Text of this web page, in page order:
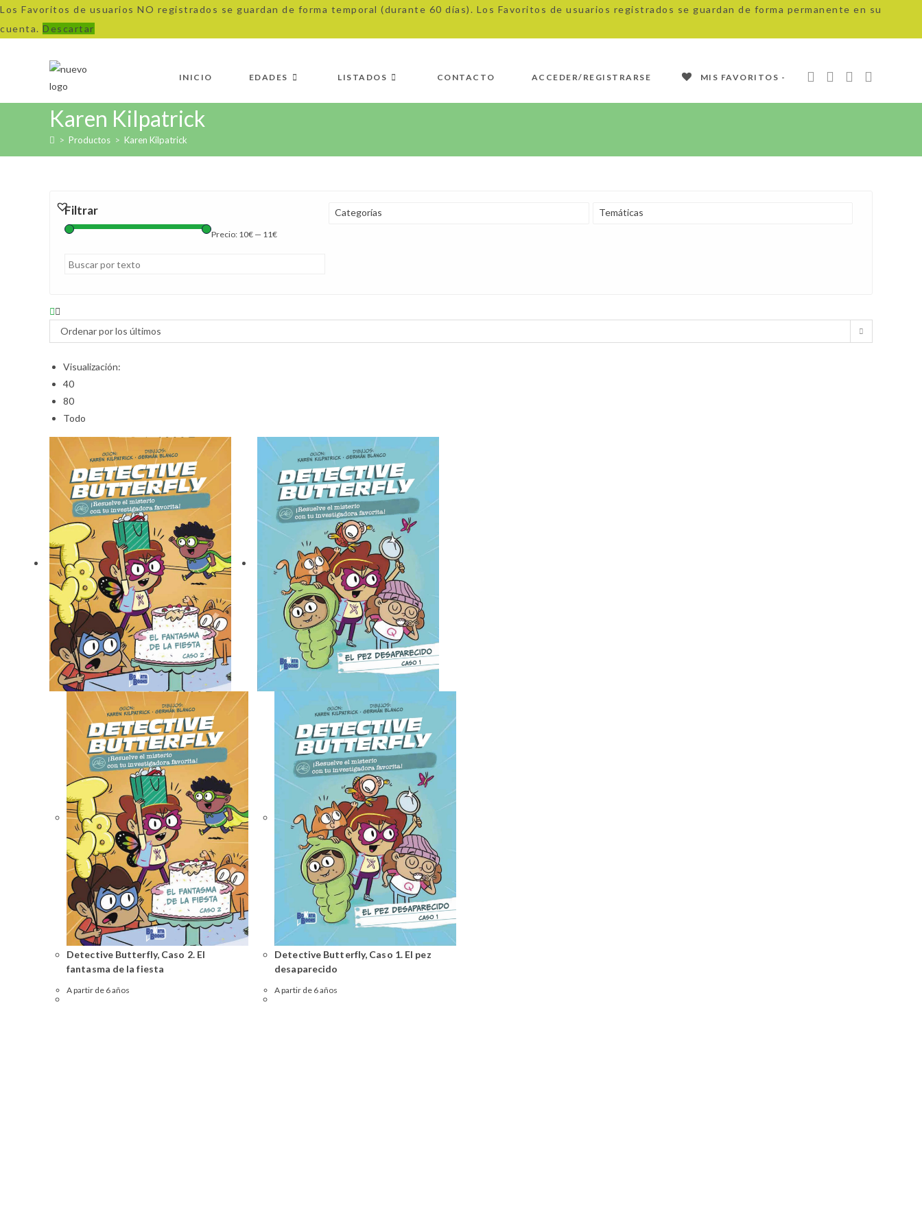
Los Favoritos de usuarios NO registrados se guardan de forma temporal (durante 60 días). Los Favoritos de usuarios registrados se guardan de forma permanente en su
cuenta. Descartar
INICIO EDADES LISTADOS CONTACTO ACCEDER/REGISTRARSE MIS FAVORITOS -
Karen Kilpatrick
> Productos > Karen Kilpatrick
Filtrar
Precio: 10€ — 11€
Categorías Temáticas
Ordenar por los últimos
Visualización:
40
80
Todo
Detective Butterfly, Caso 2. El
fantasma de la fiesta
A partir de 6 años
Detective Butterfly, Caso 1. El pez
desaparecido
A partir de 6 años